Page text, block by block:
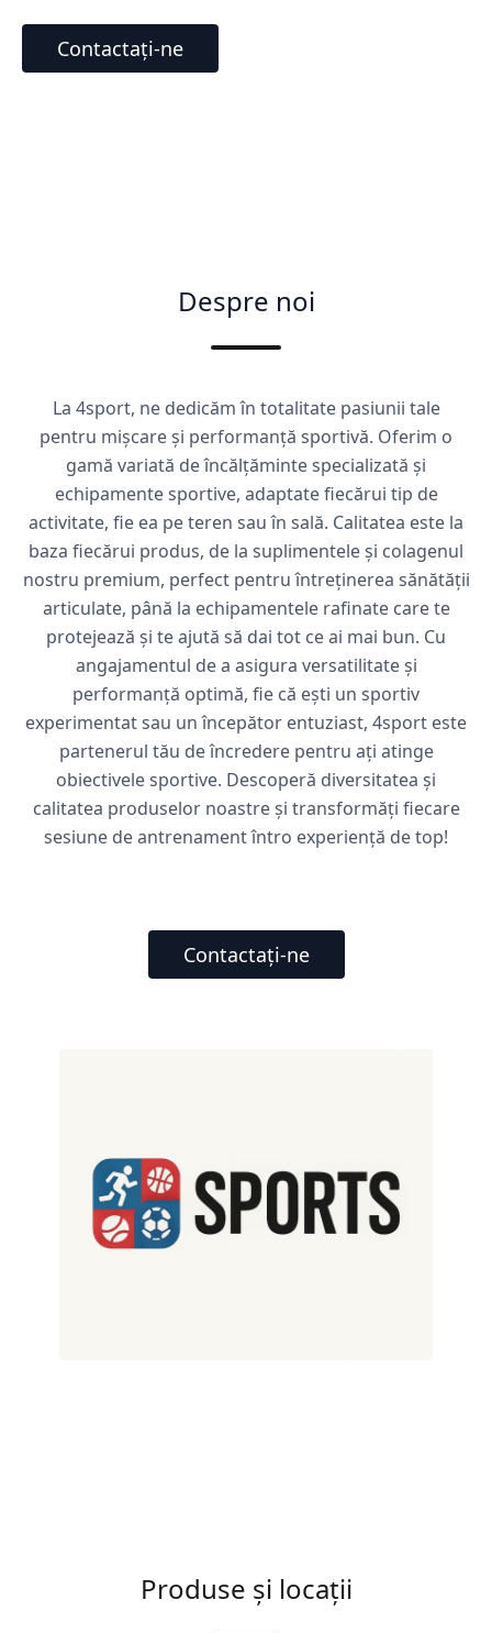
Contactați-ne
Despre noi
La 4sport, ne dedicăm în totalitate pasiunii tale
pentru mișcare și performanță sportivă. Oferim o
gamă variată de încălțăminte specializată și
echipamente sportive, adaptate fiecărui tip de
activitate, fie ea pe teren sau în sală. Calitatea este la
baza fiecărui produs, de la suplimentele și colagenul
nostru premium, perfect pentru întreținerea sănătății
articulate, până la echipamentele rafinate care te
protejează și te ajută să dai tot ce ai mai bun. Cu
angajamentul de a asigura versatilitate și
performanță optimă, fie că ești un sportiv
experimentat sau un începător entuziast, 4sport este
partenerul tău de încredere pentru ați atinge
obiectivele sportive. Descoperă diversitatea și
calitatea produselor noastre și transformăți fiecare
sesiune de antrenament întro experiență de top!
Contactați-ne
Produse și locații